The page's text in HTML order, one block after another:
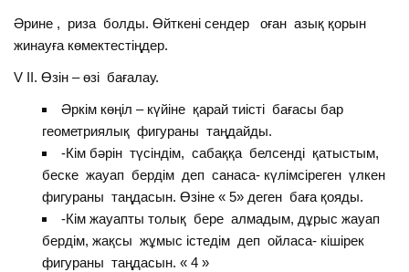
Әрине , риза болды. Өйткені сендер оған азық қорын
жинауға көмектестіңдер.
V ІІ. Өзін – өзі бағалау.
Әркім көңіл – күйіне қарай тиісті бағасы бар
геометриялық фигураны таңдайды.
-Кім бәрін түсіндім, сабаққа белсенді қатыстым,
беске жауап бердім деп санаса- күлімсіреген үлкен
фигураны таңдасын. Өзіне « 5» деген баға қояды.
-Кім жауапты толық бере алмадым, дұрыс жауап
бердім, жақсы жұмыс істедім деп ойласа- кішірек
фигураны таңдасын. « 4 »